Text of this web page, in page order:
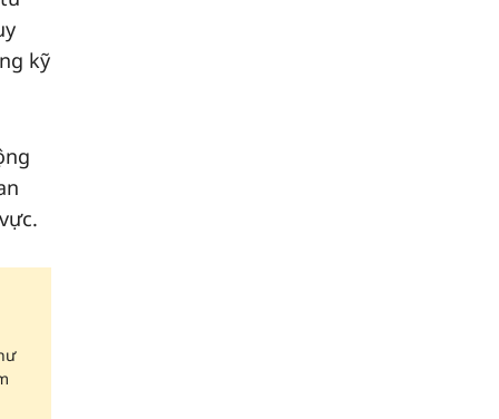
kỹ